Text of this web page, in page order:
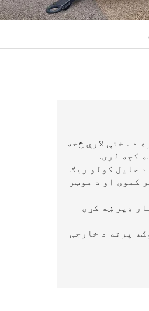
د سختې لارې څخه
کچه لری.
حایل کولو ریګ
کموی او د موټر
ډیر ښه کړی
پرته د خارجی